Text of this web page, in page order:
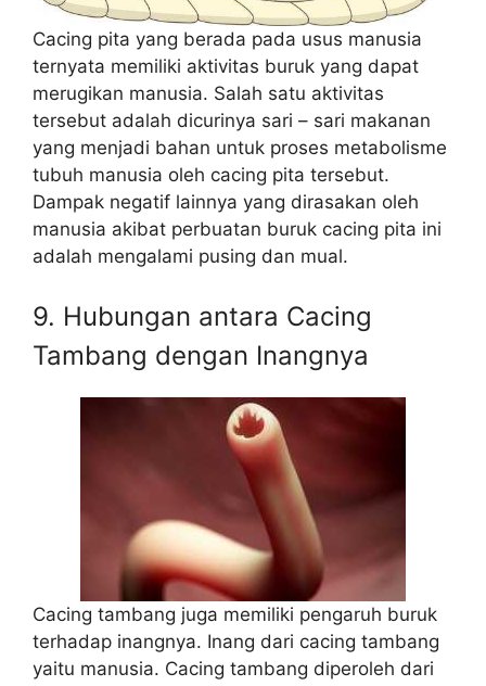
Cacing pita yang berada pada usus manusia
ternyata memiliki aktivitas buruk yang dapat
merugikan manusia. Salah satu aktivitas
tersebut adalah dicurinya sari – sari makanan
yang menjadi bahan untuk proses metabolisme
tubuh manusia oleh cacing pita tersebut.
Dampak negatif lainnya yang dirasakan oleh
manusia akibat perbuatan buruk cacing pita ini
adalah mengalami pusing dan mual.
9. Hubungan antara Cacing
Tambang dengan Inangnya
Cacing tambang juga memiliki pengaruh buruk
terhadap inangnya. Inang dari cacing tambang
yaitu manusia. Cacing tambang diperoleh dari